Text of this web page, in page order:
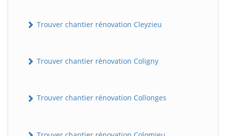
Trouver chantier rénovation Cleyzieu
Trouver chantier rénovation Coligny
Trouver chantier rénovation Collonges
BatiWebPro